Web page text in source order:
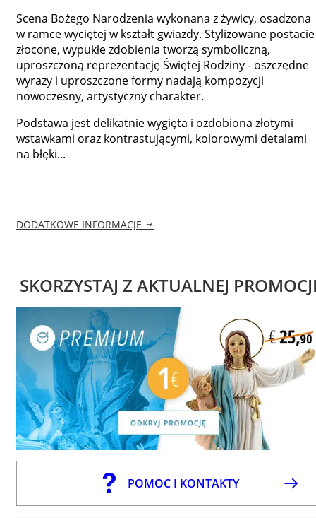
Scena Bożego Narodzenia wykonana z żywicy, osadzona
w ramce wyciętej w kształt gwiazdy. Stylizowane
złocone, wypukłe zdobienia tworzą symboliczną,
uproszczoną reprezentację Świętej Rodziny - oszczędne
wyrazy i uproszczone formy nadają kompozycji
nowoczesny, artystyczny charakter.
Podstawa jest delikatnie wygięta i ozdobiona złotymi
wstawkami oraz kontrastującymi, kolorowymi detalami
na błęki...
DODATKOWE INFORMACJE
SKORZYSTAJ Z AKTUALNEJ
POMOC I KONTAKTY